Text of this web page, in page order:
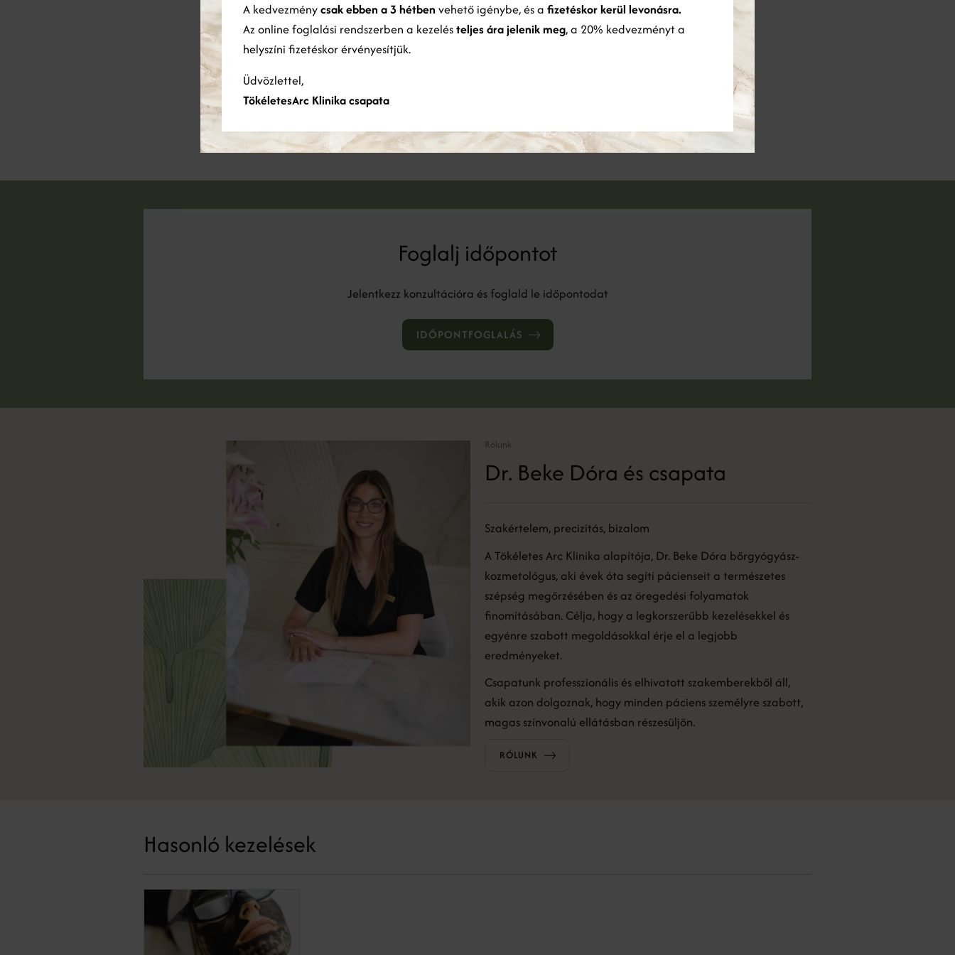
Szakemberek, akik a kezeléseket végzik
Bári-Komor Antónia
Foglalj időpontot
Jelentkezz konzultációra és foglald le időpontodat
IDŐPONTFOGLALÁS
Rólunk
Dr. Beke Dóra és csapata
Szakértelem, precizitás, bizalom
A Tökéletes Arc Klinika alapítója, Dr. Beke Dóra bőrgyógyász-
kozmetológus, aki évek óta segíti pácienseit a természetes
szépség megőrzésében és az öregedési folyamatok
finomításában. Célja, hogy a legkorszerűbb kezelésekkel és
egyénre szabott megoldásokkal érje el a legjobb
eredményeket.
Csapatunk professzionális és elhivatott szakemberekből áll,
akik azon dolgoznak, hogy minden páciens személyre szabott,
magas színvonalú ellátásban részesüljön.
RÓLUNK
Hasonló kezelések
A kedvezménycsak ebben a 3 hétben vehető igénybe, és a fizetéskor kerül levonásra.
Az online foglalási rendszerben a kezelésteljes ára jelenik meg, a 20% kedvezményt a
helyszíni fizetéskor érvényesítjük.
Üdvözlettel,
TökéletesArc Klinika csapata
használatából gyűjtöttek össze.Bővebben
ÖSSZES ELUTASÍTÁSA